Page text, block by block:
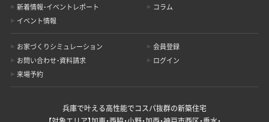
新着情報・イベントレポート
イベント情報
コラム
お家づくりシミュレーション
お問い合わせ・資料請求
来場予約
会員登録
ログイン
兵庫で叶える高性能でコスパ抜群の新築住宅